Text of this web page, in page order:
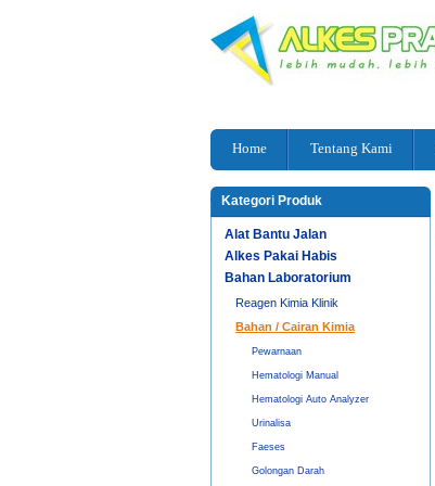
Home Tentang Kami
Kategori Produk
Alat Bantu Jalan
Alkes Pakai Habis
Bahan Laboratorium
Reagen Kimia Klinik
Bahan / Cairan Kimia
Pewarnaan
Hematologi Manual
Hematologi Auto Analyzer
Urinalisa
Faeses
Golongan Darah